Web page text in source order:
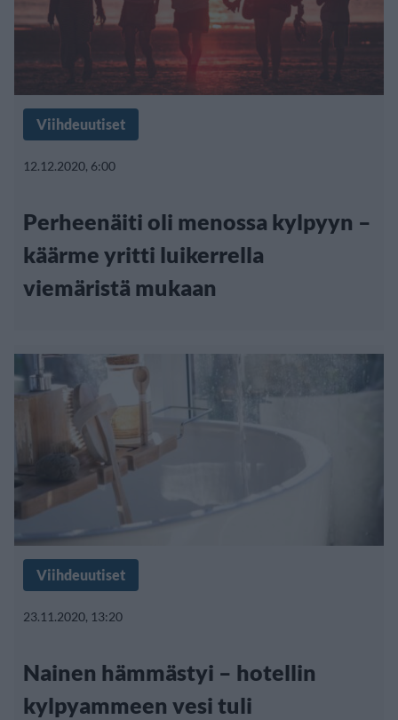
Viihdeuutiset
12.12.2020, 6:00
Perheenäiti oli menossa kylpyyn –
käärme yritti luikerrella
viemäristä mukaan
Viihdeuutiset
23.11.2020, 13:20
Nainen hämmästyi – hotellin
kylpyammeen vesi tuli